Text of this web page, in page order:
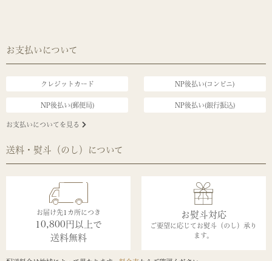
お支払いについて
クレジットカード NP後払い(コンビニ)
NP後払い(郵便局) NP後払い(銀行振込)
お支払いについてを見る
送料・熨斗（のし）について
お届け先1カ所につき
10,800円以上で
送料無料
お熨斗対応
ご要望に応じてお熨斗（のし）承り
ます。